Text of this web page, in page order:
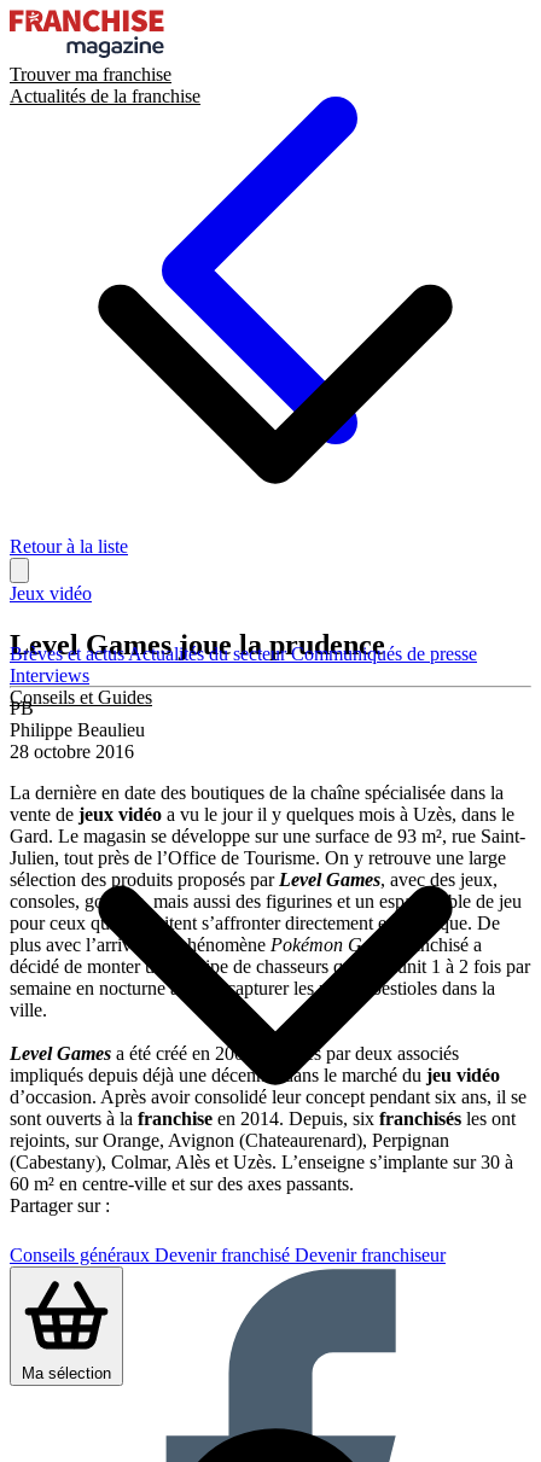
Trouver ma franchise
Actualités de la franchise
Brèves et actusActualités du secteurCommuniqués de presse
Interviews
Conseils et Guides
Conseils généraux Devenir franchisé Devenir franchiseur
Ma sélection
Retour à la liste
Jeux vidéo
Level Games joue la prudence
PB
Philippe Beaulieu
28 octobre 2016
La dernière en date des boutiques de la chaîne spécialisée dans la
vente de jeux vidéo a vu le jour il y quelques mois à Uzès, dans le
Gard. Le magasin se développe sur une surface de 93 m², rue Saint-
Julien, tout près de l’Office de Tourisme. On y retrouve une large
sélection des produits proposés par Level Games, avec des jeux,
consoles, goodies, mais aussi des figurines et un espace table de jeu
pour ceux qui souhaitent s’affronter directement en boutique. De
plus avec l’arrivée du phénomène Pokémon Go
, le franchisé a
décidé de monter une équipe de chasseurs qui se réunit 1 à 2 fois par
semaine en nocturne afin de capturer les petites bestioles dans la
ville.
Level Games a été créé en 2008 à Nîmes par deux associés
impliqués depuis déjà une décennie dans le marché du jeu vidéo
d’occasion. Après avoir consolidé leur concept pendant six ans, il se
sont ouverts à la franchise en 2014. Depuis, six franchisés les ont
rejoints, sur Orange, Avignon (Chateaurenard), Perpignan
(Cabestany), Colmar, Alès et Uzès. L’enseigne s’implante sur 30 à
60 m² en centre-ville et sur des axes passants.
Partager sur :